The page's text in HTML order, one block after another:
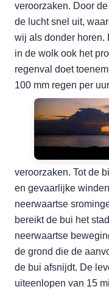
veroorzaken. Door
de lucht snel uit,
wij als donder horen.
in de wolk ook het
regenval doet
100 mm regen per
veroorzaken. Tot de
en gevaarlijke
neerwaartse
bereikt de bui het
neerwaartse
de grond die de
de bui afsnijdt. De
uiteenlopen van 15